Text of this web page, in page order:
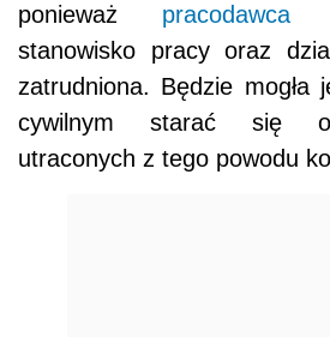
ponieważ pracodawca
stanowisko pracy oraz
zatrudniona. Będzie mogła
cywilnym starać się o
utraconych z tego powodu